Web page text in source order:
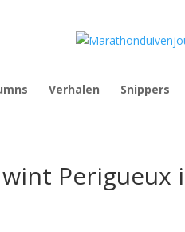
Verhalen Snippers
Perigueux